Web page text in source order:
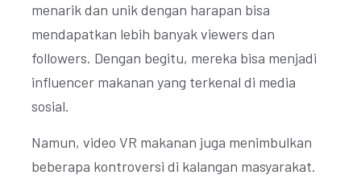
menarik dan unik dengan harapan bisa
mendapatkan lebih banyak viewers dan
followers. Dengan begitu, mereka bisa menjadi
influencer makanan yang terkenal di media
sosial.
Namun, video VR makanan juga menimbulkan
beberapa kontroversi di kalangan masyarakat.